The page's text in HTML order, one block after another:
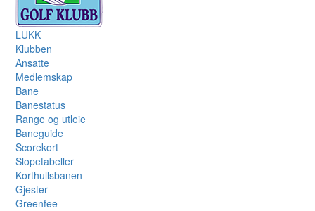
LUKK
Klubben
Ansatte
Medlemskap
Bane
Banestatus
Range og utleie
Baneguide
Scorekort
Slopetabeller
Korthullsbanen
Gjester
Greenfee